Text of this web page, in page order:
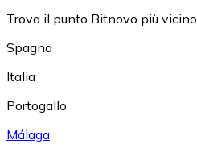
Trova il punto Bitnovo più vicino
Spagna
Italia
Portogallo
Málaga